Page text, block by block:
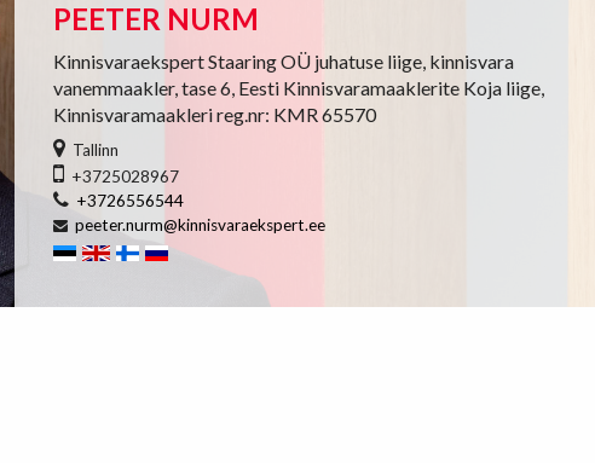
PEETER NURM
Kinnisvaraekspert Staaring OÜ juhatuse liige, kinnisvara
vanemmaakler, tase 6, Eesti Kinnisvaramaaklerite Koja liige,
Kinnisvaramaakleri reg.nr: KMR 65570
Tallinn
+3725028967
+3726556544
peeter.nurm@kinnisvaraekspert.ee